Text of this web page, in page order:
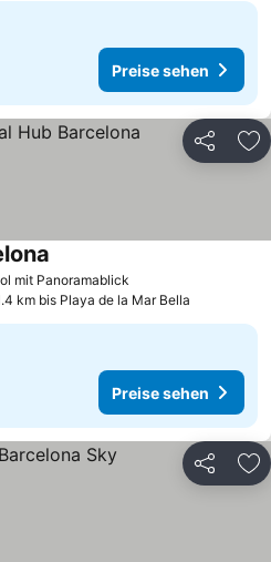
Preise sehen
Teilen
mit Panoramablick
km bis Playa de la Mar Bella
Preise sehen
Teilen